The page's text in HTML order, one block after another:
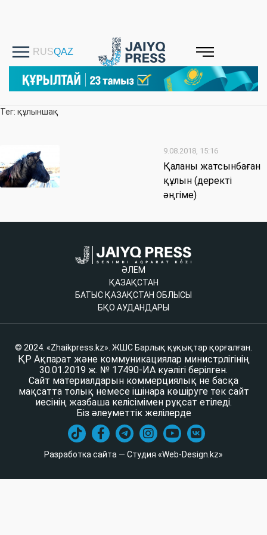
Тег: құлыншақ
9.08.2018, 15:16
Қаланы жатсынбаған
құлын (деректі
әңгіме)
ӘЛЕМ
ҚАЗАҚСТАН
БАТЫС ҚАЗАҚСТАН ОБЛЫСЫ
БҚО АУДАНДАРЫ
© 2024. «Zhaikpress.kz». ЖШС Барлық құқықтар қорғалған.
ҚР Ақпарат және коммуникациялар министрлігінің
30.01.2019 ж. № 17490-ИА куәлігі берілген.
Сайт материалдарын коммерциялық не басқа
мақсатта толық немесе ішінара көшіруге тек сайт
иесінің жазбаша келісімімен рұқсат етіледі.
Біз әлеуметтік желілерде
Разработка сайта — Студия «Web-Design.kz»